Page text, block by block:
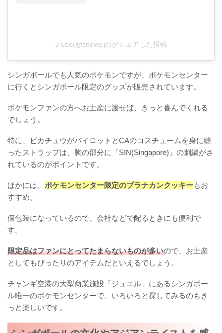
J Lee(@snowy.je)がシェアした投稿
シンガポールでも人気のポケモンですが、ポケモンセンター
に行くとシンガポール限定のグッズが販売されています。
ポケモンファンの方へお土産に渡せば、きっと喜んでくれる
でしょう。
特に、ピカチュウがパイロットとCAのコスチュームを身に纏
ったストラップは、胸の部分に「SIN(Singapore)」の刺繍がさ
れているのがポイントです。
ほかには、 ポケモンセンター限定のプラナカンクッキーもお
すすめ。
個包装になっているので、会社などで配るときにも便利で
す。
限定品はファンにとってたまらないものが多いので、お土産
としてもぴったりのアイテムだといえるでしょう。
チャンギ空港の大型商業施設「ジュエル」にあるシンガポー
ル唯一のポケモンセンターで、いろいろと探してみるのもき
っと楽しいです。